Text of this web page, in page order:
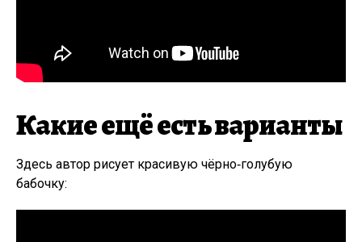
Какие ещё есть варианты
Здесь автор рисует красивую чёрно‑голубую
бабочку: